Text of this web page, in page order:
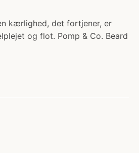
kærlighed, det fortjener, er
og flot. Pomp & Co. Beard